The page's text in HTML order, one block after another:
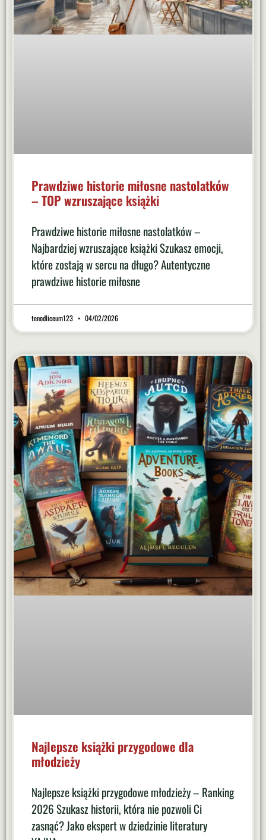
Prawdziwe historie miłosne nastolatków
– TOP wzruszające książki
Prawdziwe historie miłosne nastolatków –
Najbardziej wzruszające książki Szukasz emocji,
które zostają w sercu na długo? Autentyczne
prawdziwe historie miłosne
tenodliceum123 04/02/2026
Najlepsze książki przygodowe dla
młodzieży
Najlepsze książki przygodowe młodzieży – Ranking
2026 Szukasz historii, która nie pozwoli Ci
zasnąć? Jako ekspert w dziedzinie literatury